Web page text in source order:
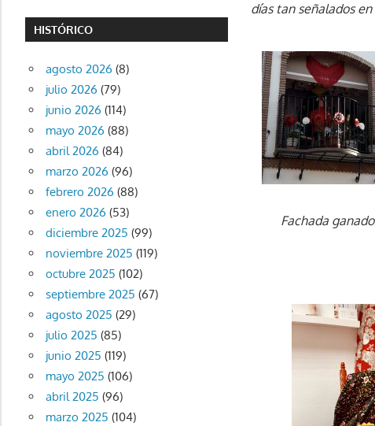
días tan señalados
Fachada
HISTÓRICO
agosto 2026 (8)
julio 2026 (79)
junio 2026 (114)
mayo 2026 (88)
abril 2026 (84)
marzo 2026 (96)
febrero 2026 (88)
enero 2026 (53)
diciembre 2025 (99)
noviembre 2025 (119)
octubre 2025 (102)
septiembre 2025 (67)
agosto 2025 (29)
julio 2025 (85)
junio 2025 (119)
mayo 2025 (106)
abril 2025 (96)
marzo 2025 (104)